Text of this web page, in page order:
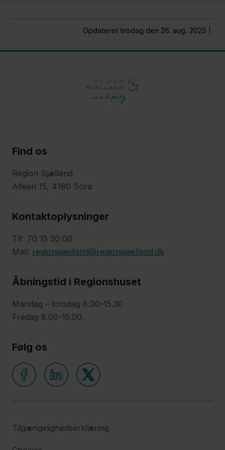
i job
Om
Kontakt
Opdateret tirsdag den 26. aug. 2025
Find os
Region Sjælland
Alleen 15, 4180 Sorø
Kontaktoplysninger
Tlf: 70 15 50 00
Mail: regionsjaelland@regionsjaelland.dk
Åbningstid i Regionshuset
Mandag – torsdag 8.00-15.30
Fredag 8.00-15.00.
Følg os
Tilgængelighedserklæring